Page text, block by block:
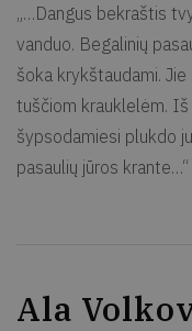
„…Dangus bekraštis
vanduo. Begalinių
šoka krykštaudami.
tuščiom krauklelėm.
šypsodamiesi plukdo
pasaulių jūros krante…“
Ala